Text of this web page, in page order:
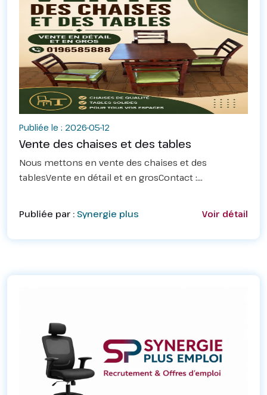
Publiée le : 2026-05-12
Vente des chaises et des tables
Nous mettons en vente des chaises et des
tablesVente en détail et en grosContact :
Publiée par : Synergie plus Voir détail